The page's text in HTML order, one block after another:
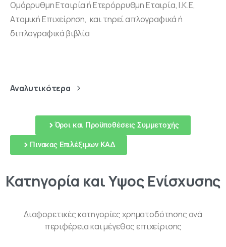
Ομόρρυθμη Εταιρία ή Ετερόρρυθμη Εταιρία, Ι.Κ.Ε,
Ατομική Επιχείρηση, και τηρεί απλογραφικά ή
διπλογραφικά βιβλία
Αναλυτικότερα
Όροι και Προϋποθέσεις Συμμετοχής
Πινακας Επιλέξιμων ΚΑΔ
Κατηγορία καιΥψος Ενίσχυσης
Διαφορετικές κατηγορίες χρηματοδότησης ανά
περιφέρεια και μέγεθος επιχείρισης